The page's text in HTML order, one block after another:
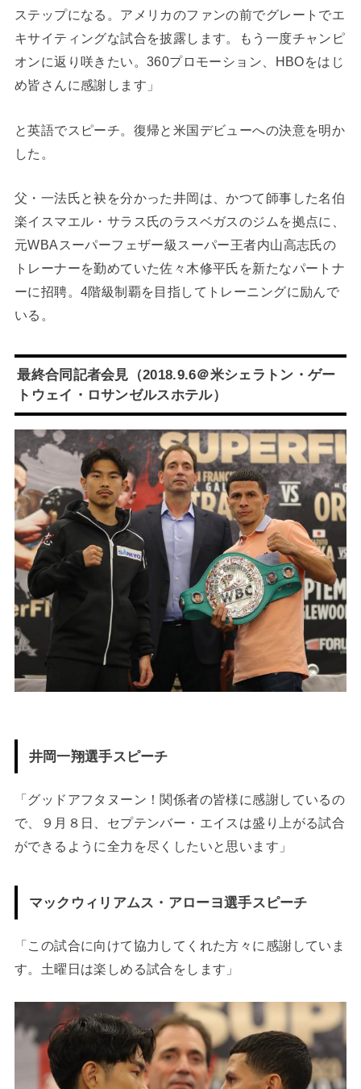
ステップになる。アメリカのファンの前でグレートでエ
キサイティングな試合を披露します。もう一度チャンピ
オンに返り咲きたい。360プロモーション、HBOをはじ
め皆さんに感謝します」
と英語でスピーチ。復帰と米国デビューへの決意を明か
した。
父・一法氏と袂を分かった井岡は、かつて師事した名伯
楽イスマエル・サラス氏のラスベガスのジムを拠点に、
元WBAスーパーフェザー級スーパー王者内山高志氏の
トレーナーを勤めていた佐々木修平氏を新たなパートナ
ーに招聘。4階級制覇を目指してトレーニングに励んで
いる。
最終合同記者会見（2018.9.6＠米シェラトン・ゲー
トウェイ・ロサンゼルスホテル）
井岡一翔選手スピーチ
「グッドアフタヌーン！関係者の皆様に感謝しているの
で、９月８日、セプテンバー・エイスは盛り上がる試合
ができるように全力を尽くしたいと思います」
マックウィリアムス・アローヨ選手スピーチ
「この試合に向けて協力してくれた方々に感謝していま
す。土曜日は楽しめる試合をします」